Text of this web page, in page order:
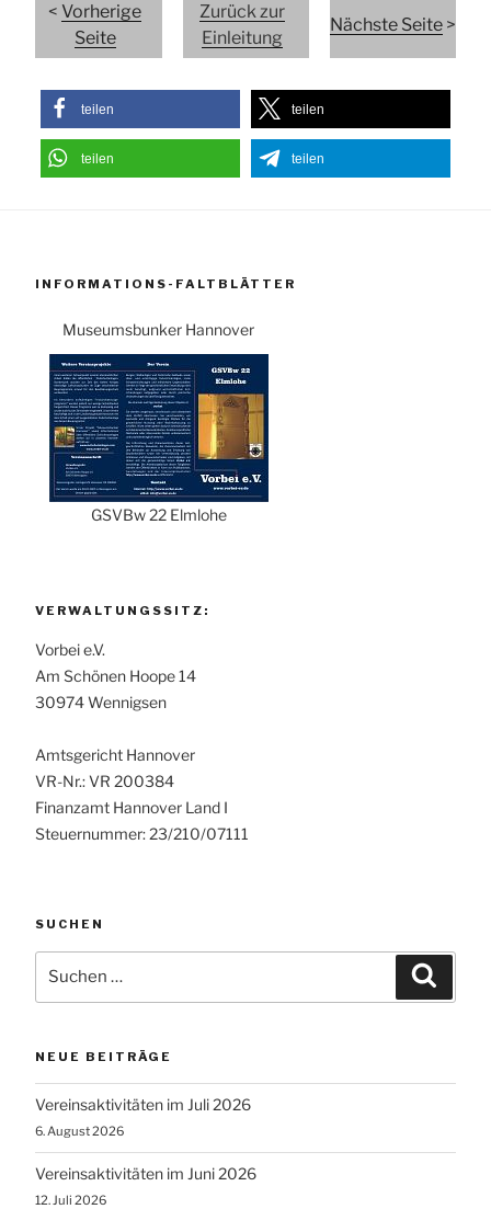
<Vorherige
Seite
Zurück zur
Einleitung
Nächste Seite >
teilen teilen
teilen teilen
INFORMATIONS-FALTBLÄTTER
Museumsbunker Hannover
GSVBw 22 Elmlohe
VERWALTUNGSSITZ:
Vorbei e.V.
Am Schönen Hoope 14
30974 Wennigsen
Amtsgericht Hannover
VR-Nr.: VR 200384
Finanzamt Hannover Land I
Steuernummer: 23/210/07111
SUCHEN
nach:
NEUE BEITRÄGE
Vereinsaktivitäten im Juli 2026
6. August 2026
Vereinsaktivitäten im Juni 2026
12. Juli 2026